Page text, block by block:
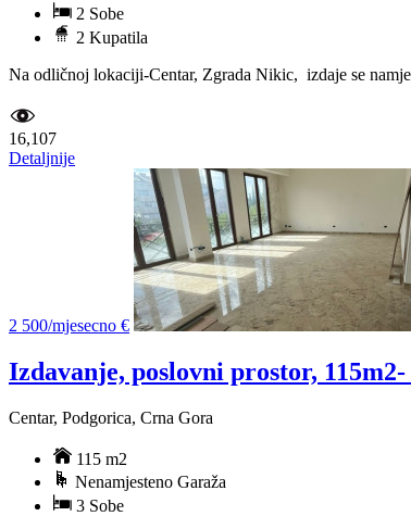
2 Sobe
2 Kupatila
Na odličnoj lokaciji-Centar, Zgrada Nikic, izdaje se
16,107
Detaljnije
2 500/mjesecno €
Izdavanje, poslovni prostor,
Centar, Podgorica, Crna Gora
115 m2
Nenamjesteno Garaža
3 Sobe